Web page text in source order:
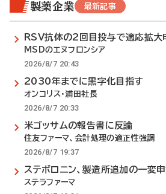
製薬企業 最新記事
RSV抗体の2回目投与で適応拡大
MSDのエヌフロンシア
2026/8/7 20:43
2030年までに黒字化目指す
オンコリス・浦田社長
2026/8/7 20:33
米ゴッサムの報告書に反論
住友ファーマ、会計処理の適正性強調
2026/8/7 19:37
ステボロニン、製造所追加の一変
ステラファーマ